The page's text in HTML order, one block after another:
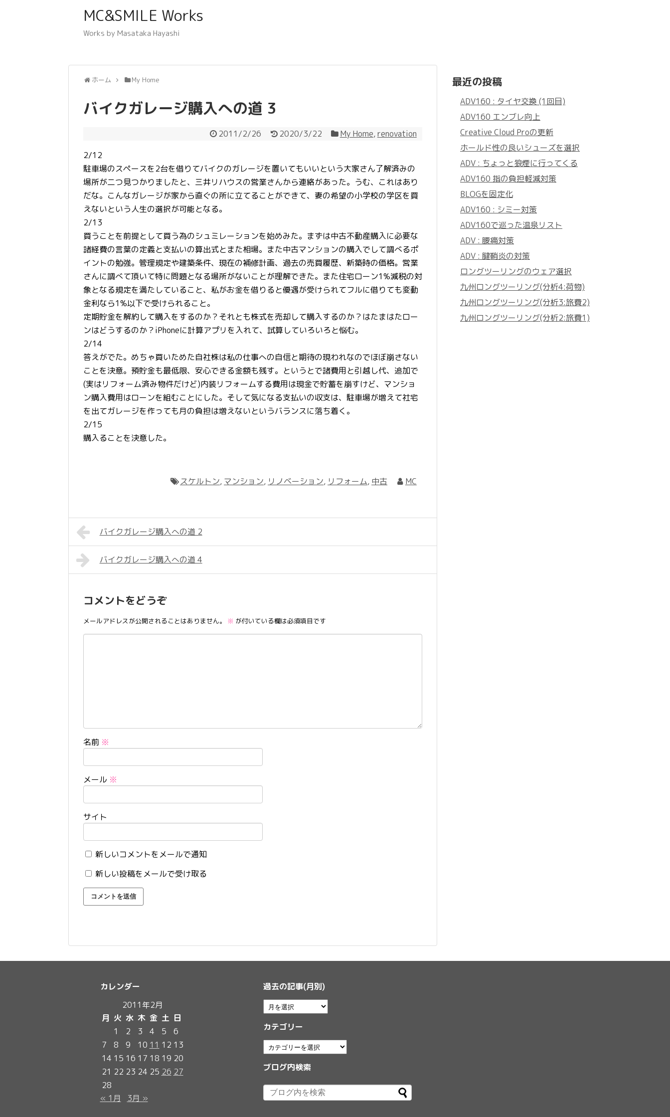
MC&SMILE Works
Works by Masataka Hayashi
ホーム My Home
バイクガレージ購入への道 3
2011/2/26 2020/3/22 My Home,renovation
2/12
駐車場のスペースを2台を借りてバイクのガレージを置いてもいいという大家さん了解済みの
場所が二つ見つかりましたと、三井リハウスの営業さんから連絡があった。うむ、これはあり
だな。こんなガレージが家から直ぐの所に立てることができて、妻の希望の小学校の学区を買
えないという人生の選択が可能となる。
2/13
買うことを前提として買う為のシュミレーションを始めみた。まずは中古不動産購入に必要な
諸経費の言葉の定義と支払いの算出式とまた相場。また中古マンションの購入でして調べるポ
イントの勉強。管理規定や建築条件、現在の補修計画、過去の売買履歴、新築時の価格。営業
さんに調べて頂いて特に問題となる場所がないことが理解できた。また住宅ローン1%減税の対
象となる規定を満たしていること、私がお金を借りると優遇が受けられてフルに借りても変動
金利なら1%以下で受けられること。
定期貯金を解約して購入をするのか？それとも株式を売却して購入するのか？はたまはたロー
ンはどうするのか？iPhoneに計算アプリを入れて、試算していろいろと悩む。
2/14
答えがでた。めちゃ買いためた自社株は私の仕事への自信と期待の現われなのでほぼ崩さない
ことを決意。預貯金も最低限、安心できる金額も残す。というとで諸費用と引越し代、追加で
(実はリフォーム済み物件だけど)内装リフォームする費用は現金で貯蓄を崩すけど、マンショ
ン購入費用はローンを組むことにした。そして気になる支払いの収支は、駐車場が増えて社宅
を出てガレージを作っても月の負担は増えないというバランスに落ち着く。
2/15
購入ることを決意した。
スケルトン, マンション, リノベーション, リフォーム, 中古 MC
バイクガレージ購入への道 2
バイクガレージ購入への道 4
コメントをどうぞ
メールアドレスが公開されることはありません。 ※ が付いている欄は必須項目です
名前 ※
メール ※
サイト
新しいコメントをメールで通知
新しい投稿をメールで受け取る
最近の投稿
ADV160 : タイヤ交換 (1回目)
ADV160 エンブレ向上
Creative Cloud Proの更新
ホールド性の良いシューズを選択
ADV : ちょっと狼煙に行ってくる
ADV160 指の負担軽減対策
BLOGを固定化
ADV160 : シミー対策
ADV160で巡った温泉リスト
ADV : 腰痛対策
ADV : 腱鞘炎の対策
ロングツーリングのウェア選択
九州ロングツーリング(分析4:荷物)
九州ロングツーリング(分析3:旅費2)
九州ロングツーリング(分析2:旅費1)
カレンダー
2011年2月
月 火 水 木 金 土 日
1
2 3 4 5
6
7
8 9 10 11 12 13
14 15 16 17 18 19 20
21 22 23 24 25 26 27
28
« 1月
3月 »
過去の記事(月別)
カテゴリー
ブログ内検索